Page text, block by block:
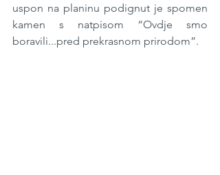
uspon na planinu podignut je spomen
kamen s natpisom “Ovdje smo
boravili...pred prekrasnom prirodom”.